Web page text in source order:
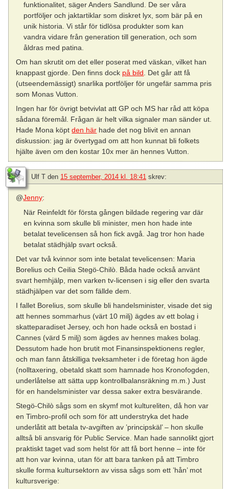
funktionalitet, säger Anders Sandlund. De ser våra
portföljer och jaktartiklar som diskret lyx, som bär på en
unik historia. Vi står för tidlösa produkter som kan
vandra vidare från generation till generation, och som
åldras med patina.
Om han skrutit om det eller poserat med väskan, vilket han
knappast gjorde. Den finns dock på bild . Det går att få
(utseendemässigt) snarlika portföljer för ungefär samma pris
som Monas Vutton.
Ingen har för övrigt betvivlat att GP och MS har råd att köpa
sådana föremål. Frågan är helt vilka signaler man sänder ut.
Hade Mona köptden här hade det nog blivit en annan
diskussion: jag är övertygad om att hon kunnat bli folkets
hjälte även om den kostar 10x mer än hennes Vutton.
Ulf T den 15 september, 2014 kl. 18:41 skrev:
@Jenny:
När Reinfeldt för första gången bildade regering var där
en kvinna som skulle bli minister, men hon hade inte
betalat tevelicensen så hon fick avgå. Jag tror hon hade
betalat städhjälp svart också.
Det var två kvinnor som inte betalat tevelicensen: Maria
Borelius och Ceilia Stegö-Chilò. Båda hade också använt
svart hemhjälp, men varken tv-licensen i sig eller den svarta
städhjälpen var det som fällde dem.
I fallet Borelius, som skulle bli handelsminister, visade det sig
att hennes sommarhus (värt 10 milj) ägdes av ett bolag i
skatteparadiset Jersey, och hon hade också en bostad i
Cannes (värd 5 milj) som ägdes av hennes makes bolag.
Dessutom hade hon brutit mot Finansinspektionens regler,
och man fann åtskilliga tveksamheter i de företag hon ägde
(nolltaxering, obetald skatt som hamnade hos Kronofogden,
underlåtelse att sätta upp kontrollbalansräkning m.m.) Just
för en handelsminister var dessa saker extra besvärande.
Stegö-Chilò sågs som en skymf mot kultureliten, då hon var
en Timbro-profil och som för att understryka det hade
underlåtit att betala tv-avgiften av ’principskäl’ – hon skulle
alltså bli ansvarig för Public Service. Man hade sannolikt gjort
praktiskt taget vad som helst för att få bort henne – inte för
att hon var kvinna, utan för att bara tanken på att Timbro
skulle forma kultursektorn av vissa sågs som ett ’hån’ mot
kultursverige: